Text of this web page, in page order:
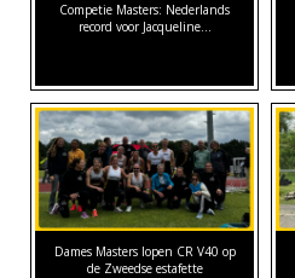
Competie Masters: Nederlands
record voor Jacqueline…
Dames Masters lopen CR V40 op
de Zweedse estafette